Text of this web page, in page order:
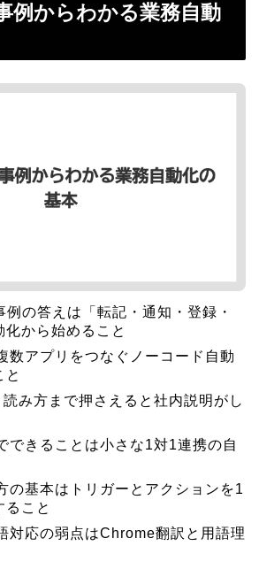
例からわかる業務自動
の答えは「転記・通知・登録・
化から始めること
数アプリをつなぐノーコード自動
と
み方まで押さえると社内説明がし
できることは小さな1対1連携の自
の基本はトリガーとアクションを1
ること
対応の弱点はChrome翻訳と用語理